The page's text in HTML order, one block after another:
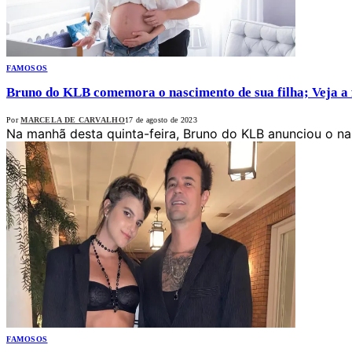
FAMOSOS
Bruno do KLB comemora o nascimento de sua filha; Veja a
Por MARCELA DE CARVALHO17 de agosto de 2023
Na manhã desta quinta-feira, Bruno do KLB anunciou o
FAMOSOS